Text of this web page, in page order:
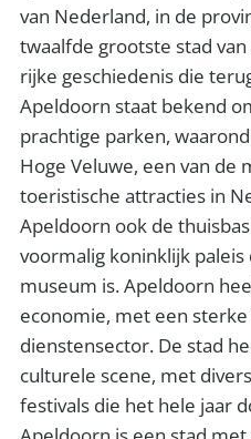
van Nederland, in de
twaalfde grootste stad
rijke geschiedenis die
Apeldoorn staat bekend
prachtige parken,
Hoge Veluwe, een van de
toeristische attracties in
Apeldoorn ook de
voormalig koninklijk
museum is. Apeldoorn
economie, met een
dienstensector. De stad
culturele scene, met
festivals die het hele jaar